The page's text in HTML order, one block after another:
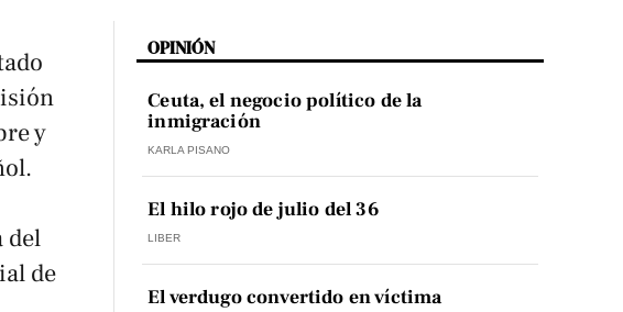
y
del
de
OPINIÓN
Ceuta, el negocio político de la
inmigración
KARLA PISANO
El hilo rojo de julio del 36
LIBER
El verdugo convertido en víctima